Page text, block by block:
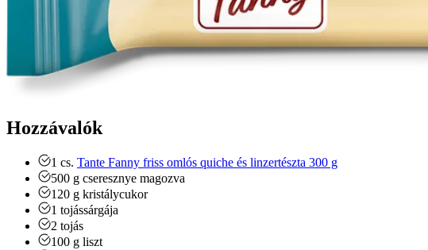
Hozzávalók
1 cs. Tante Fanny friss omlós quiche és linzertészta 300 g
500 g cseresznye magozva
120 g kristálycukor
1 tojássárgája
2 tojás
100 g liszt